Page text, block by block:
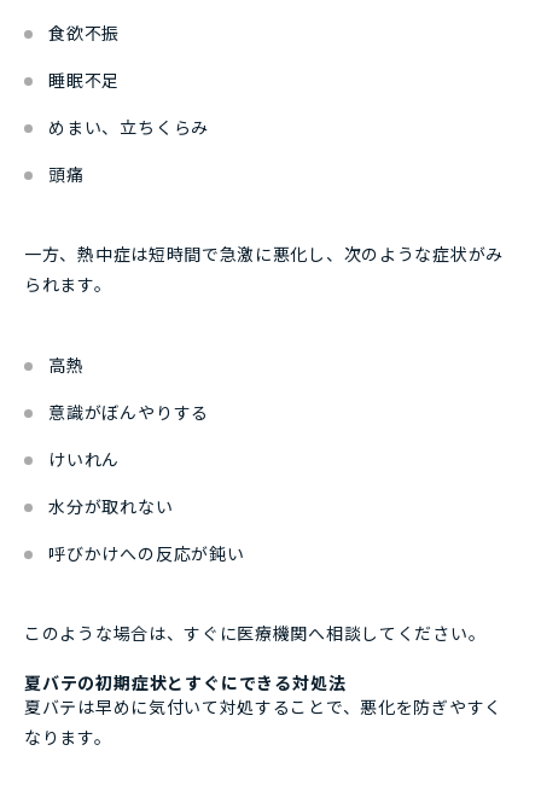
食欲不振
睡眠不足
めまい、立ちくらみ
頭痛
一方、熱中症は短時間で急激に悪化し、次のような症状がみ
られます。
高熱
意識がぼんやりする
けいれん
水分が取れない
呼びかけへの反応が鈍い
このような場合は、すぐに医療機関へ相談してください。
夏バテの初期症状とすぐにできる対処法
夏バテは早めに気付いて対処することで、悪化を防ぎやすく
なります。